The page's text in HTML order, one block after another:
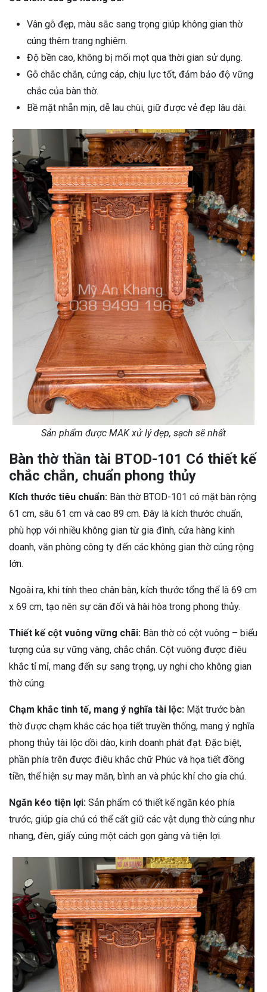
Vân gỗ đẹp, màu sắc sang trọng giúp không gian thờ
cúng thêm trang nghiêm.
Độ bền cao, không bị mối mọt qua thời gian sử dụng.
Gỗ chắc chắn, cứng cáp, chịu lực tốt, đảm bảo độ vững
chắc của bàn thờ.
Bề mặt nhẵn mịn, dễ lau chùi, giữ được vẻ đẹp lâu dài.
Sản phẩm được MAK xử lý đẹp, sạch sẽ nhất
Bàn thờ thần tài BTOD-101 Có thiết kế
chắc chắn, chuẩn phong thủy
Kích thước tiêu chuẩn: Bàn thờ BTOD-101 có mặt bàn rộng
61 cm, sâu 61 cm và cao 89 cm. Đây là kích thước chuẩn,
phù hợp với nhiều không gian từ gia đình, cửa hàng kinh
doanh, văn phòng công ty đến các không gian thờ cúng rộng
lớn.
Ngoài ra, khi tính theo chân bàn, kích thước tổng thể là 69 cm
x 69 cm, tạo nên sự cân đối và hài hòa trong phong thủy.
Thiết kế cột vuông vững chãi: Bàn thờ có cột vuông – biểu
tượng của sự vững vàng, chắc chắn. Cột vuông được điêu
khắc tỉ mỉ, mang đến sự sang trọng, uy nghi cho không gian
thờ cúng.
Chạm khắc tinh tế, mang ý nghĩa tài lộc: Mặt trước bàn
thờ được chạm khắc các họa tiết truyền thống, mang ý nghĩa
phong thủy tài lộc dồi dào, kinh doanh phát đạt. Đặc biệt,
phần phía trên được điêu khắc chữ Phúc và họa tiết đồng
tiền, thể hiện sự may mắn, bình an và phúc khí cho gia chủ.
Ngăn kéo tiện lợi: Sản phẩm có thiết kế ngăn kéo phía
trước, giúp gia chủ có thể cất giữ các vật dụng thờ cúng như
nhang, đèn, giấy cúng một cách gọn gàng và tiện lợi.